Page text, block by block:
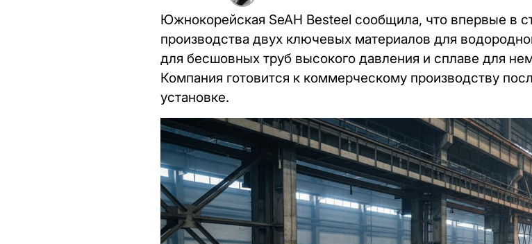
Южнокорейская SeAH Besteel сообщила, что впервые в
производства двух ключевых материалов для
для бесшовных труб высокого давления и сплаве для
Компания готовится к коммерческому производству
установке.